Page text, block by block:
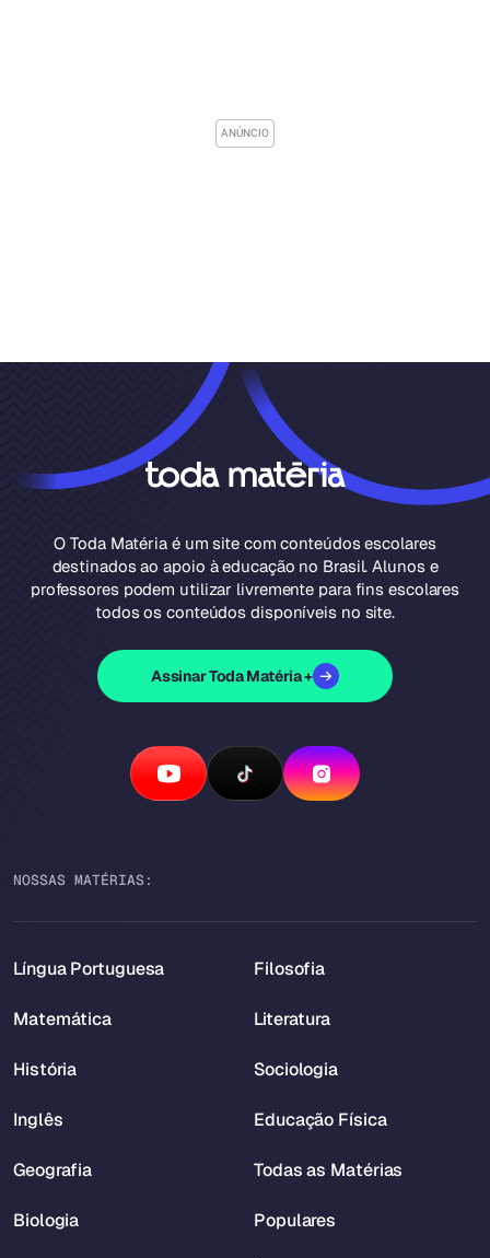
O Toda Matéria é um site com conteúdos escolares
destinados ao apoio à educação no Brasil. Alunos e
professores podem utilizar livremente para fins escolares
todos os conteúdos disponíveis no site.
Assinar Toda Matéria +
NOSSAS MATÉRIAS:
Língua Portuguesa
Matemática
História
Inglês
Geografia
Biologia
Filosofia
Literatura
Sociologia
Educação Física
Todas as Matérias
Populares